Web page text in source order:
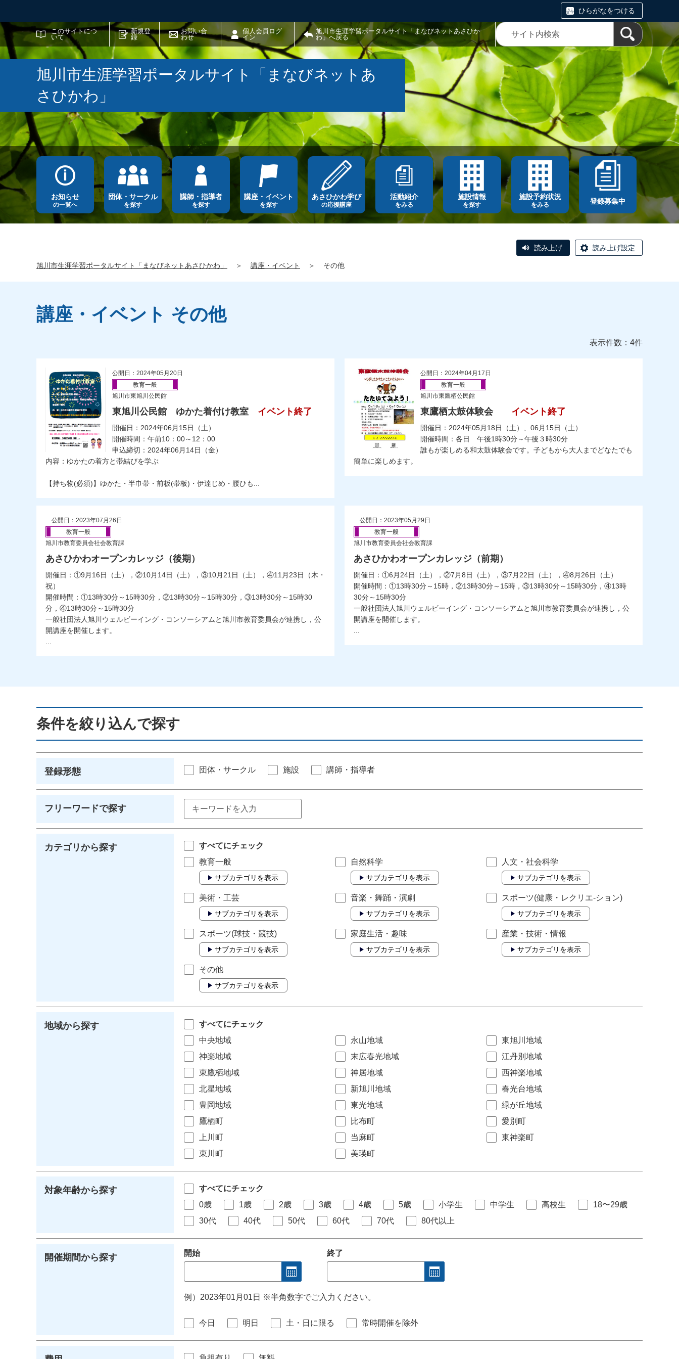
ひらがなをつける
このサイトにつ
いて
新規登
録
お問い合
わせ
個人会員ログ
イン
旭川市生涯学習ポータルサイト「まなびネットあさひか
わ」へ戻る
サイト内検索
旭川市生涯学習ポータルサイト「まなびネットあ
さひかわ」
お知らせ
の一覧へ
団体・サークル
を探す
講師・指導者
を探す
講座・イベント
を探す
あさひかわ学び
の応援講座
活動紹介
をみる
施設情報
を探す
施設予約状況
をみる 登録募集中
読み上げ 読み上げ設定
旭川市生涯学習ポータルサイト「まなびネットあさひかわ」 ＞ 講座・イベント ＞ その他
講座・イベント その他
表示件数：4件
公開日：2024年05月20日
教育一般
旭川市東旭川公民館
東旭川公民館 ゆかた着付け教室 イベント終了
開催日：2024年06月15日（土）
開催時間：午前10：00～12：00
申込締切：2024年06月14日（金）
内容：ゆかたの着方と帯結びを学ぶ
【持ち物(必須)】ゆかた・半巾帯・前板(帯板)・伊達じめ・腰ひも...
公開日：2024年04月17日
教育一般
旭川市東鷹栖公民館
東鷹栖太鼓体験会 イベント終了
開催日：2024年05月18日（土）、06月15日（土）
開催時間：各日 午後1時30分～午後３時30分
誰もが楽しめる和太鼓体験会です。子どもから大人までどなたでも
簡単に楽しめます。
公開日：2023年07月26日
教育一般
旭川市教育委員会社会教育課
あさひかわオープンカレッジ（後期）
開催日：①9月16日（土），②10月14日（土），③10月21日（土），④11月23日（木・
祝）
開催時間：①13時30分～15時30分，②13時30分～15時30分，③13時30分～15時30
分，④13時30分～15時30分
一般社団法人旭川ウェルビーイング・コンソーシアムと旭川市教育委員会が連携し，公
開講座を開催します。
公開日：2023年05月29日
教育一般
旭川市教育委員会社会教育課
あさひかわオープンカレッジ（前期）
開催日：①6月24日（土），②7月8日（土），③7月22日（土），④8月26日（土）
開催時間：①13時30分～15時，②13時30分～15時，③13時30分～15時30分，④13時
30分～15時30分
一般社団法人旭川ウェルビーイング・コンソーシアムと旭川市教育委員会が連携し，公
開講座を開催します。
条件を絞り込んで探す
登録形態 団体・サークル 施設 講師・指導者
フリーワードで探す
カテゴリから探す
すべてにチェック
教育一般
サブカテゴリを表示
自然科学
サブカテゴリを表示
人文・社会科学
サブカテゴリを表示
美術・工芸
サブカテゴリを表示
音楽・舞踊・演劇
サブカテゴリを表示
スポーツ(健康・レクリエ-ション)
サブカテゴリを表示
スポーツ(球技・競技)
サブカテゴリを表示
家庭生活・趣味
サブカテゴリを表示
産業・技術・情報
サブカテゴリを表示
その他
サブカテゴリを表示
地域から探す
すべてにチェック
中央地域
永山地域
東旭川地域
神楽地域
末広春光地域
江丹別地域
東鷹栖地域
神居地域
西神楽地域
北星地域
新旭川地域
春光台地域
豊岡地域
東光地域
緑が丘地域
鷹栖町
比布町
愛別町
上川町
当麻町
東神楽町
東川町
美瑛町
対象年齢から探す
すべてにチェック
0歳
1歳 2歳 3歳 4歳 5歳 小学生 中学生 高校生
18〜29歳
30代
40代 50代 60代 70代 80代以上
開催期間から探す 開始 終了
例）2023年01月01日 ※半角数字でご入力ください。
今日 明日 土・日に限る 常時開催を除外